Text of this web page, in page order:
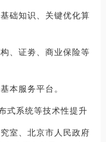
础知识、关键优化算
、证劵、商业保险等
本服务平台。
式系统等技术性提升
室、北京市人民政府